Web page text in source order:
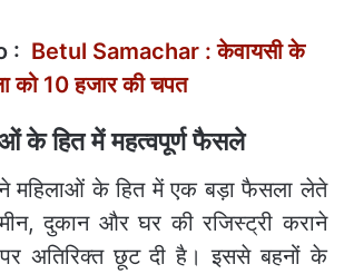
: Betul Samachar : केवायसी के
को 10 हजार की चपत
के हित में महत्वपूर्ण फैसले
महिलाओं के हित में एक बड़ा फैसला लेते
दुकान और घर की रजिस्ट्री कराने
अतिरिक्त छूट दी है। इससे बहनों के